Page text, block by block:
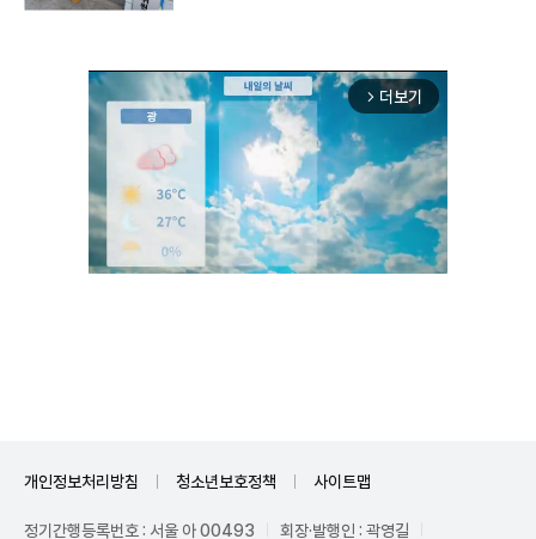
arrow_forward_ios 더보기
개인정보처리방침 청소년보호정책 사이트맵
정기간행등록번호 : 서울 아 00493 회장·발행인 : 곽영길